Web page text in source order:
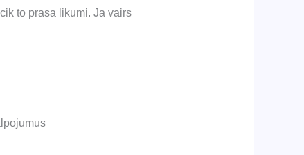
to prasa likumi. Ja vairs